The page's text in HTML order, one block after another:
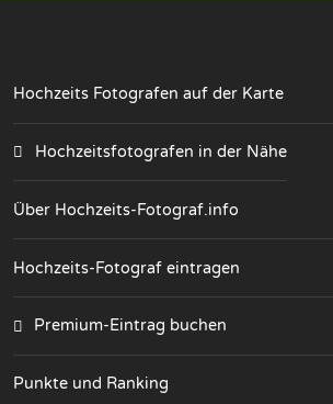
Hochzeits Fotografen auf der Karte
Hochzeitsfotografen in der Nähe
Über Hochzeits-Fotograf.info
Hochzeits-Fotograf eintragen
Premium-Eintrag buchen
Punkte und Ranking